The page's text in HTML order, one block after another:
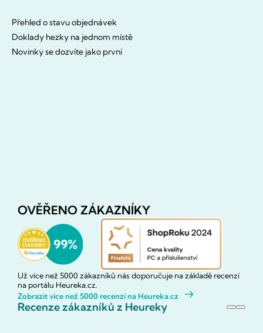
Přehled o stavu objednávek
Doklady hezky na jednom místě
Novinky se dozvíte jako první
OVĚŘENO ZÁKAZNÍKY
Už více než 5000 zákazníků nás doporučuje na základě recenzí
na portálu Heureka.cz.
Zobrazit více než 5000 recenzí na Heureka.cz
Recenze zákazníků z Heureky